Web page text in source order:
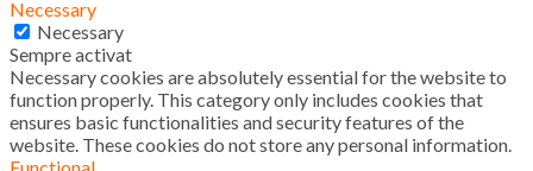
Necessary
Necessary
Sempre activat
Necessary cookies are absolutely essential for the website to
function properly. This category only includes cookies that
ensures basic functionalities and security features of the
website. These cookies do not store any personal information.